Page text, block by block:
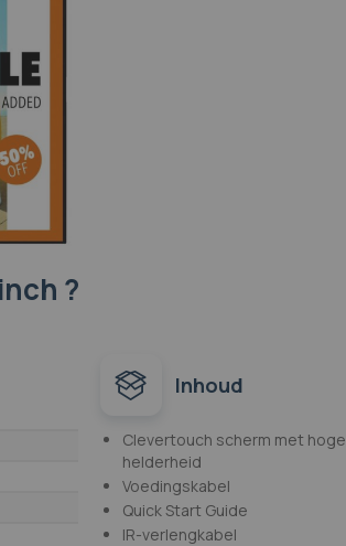
?
Inhoud
Clevertouch scherm met hoge
helderheid
Voedingskabel
Quick Start Guide
IR-verlengkabel